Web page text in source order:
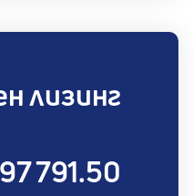
лизинг
791.50